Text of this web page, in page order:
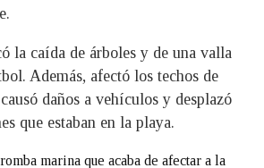
la caída de árboles y de una valla
Además, afectó los techos de
daños a vehículos y desplazó
que estaban en la playa.
marina que acaba de afectar a la